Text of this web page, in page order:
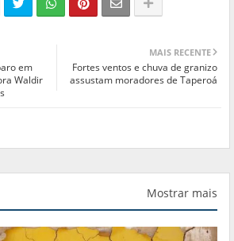
MAIS RECENTE
Fortes ventos e chuva de granizo
assustam moradores de Taperoá
em
Waldir
Mostrar mais